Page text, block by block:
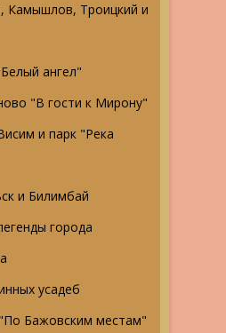
Камышлов, Троицкий и
ангел"
"В гости к Мирону"
и парк "Река
и Билимбай
города
усадеб
Бажовским местам"